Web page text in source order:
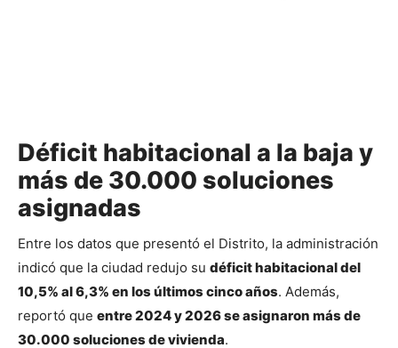
Déficit habitacional a la baja y
más de 30.000 soluciones
asignadas
Entre los datos que presentó el Distrito, la administración
indicó que la ciudad redujo su déficit habitacional del
10,5% al 6,3% en los últimos cinco años. Además,
reportó que entre 2024 y 2026 se asignaron más de
30.000 soluciones de vivienda.